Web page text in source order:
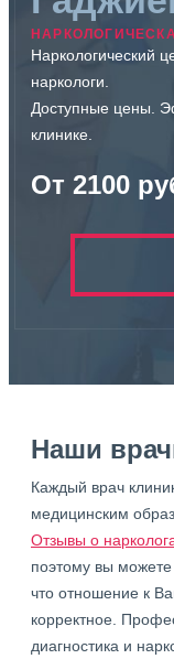
Наркологический
наркологи.
Доступные цены.
клинике.
От 2100
Наши
Каждый врач
медицинским
Отзывы о
поэтому вы
что отношение к
корректное.
диагностика и